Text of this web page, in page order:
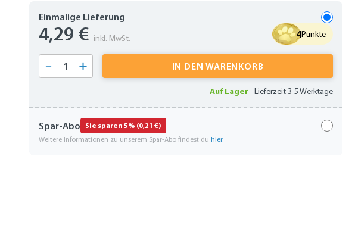
Einmalige Lieferung
4,29 € inkl. MwSt. 4Punkte
Produkt Anzahl: Gib den gewünschten Wert ein
IN DEN WARENKORB
Auf Lager -Lieferzeit 3-5 Werktage
Spar-Abo Sie sparen 5% (0,21 €)
Weitere Informationen zu unserem Spar-Abo findest duhier.